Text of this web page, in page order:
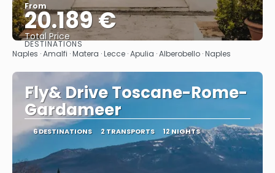
From
20.189 €
Total Price
See
DESTINATIONS
Naples · Amalfi · Matera · Lecce · Apulia · Alberobello · Naples
Fly& Drive Toscane-Rome-
Gardameer
6 DESTINATIONS 2 TRANSPORTS 12 NIGHTS